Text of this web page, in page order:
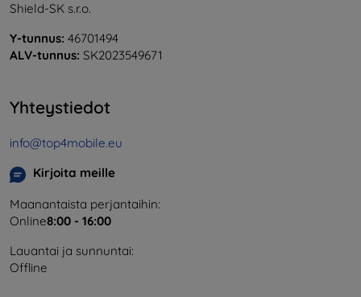
Shield-SK s.r.o.
Y-tunnus: 46701494
ALV-tunnus: SK2023549671
Yhteystiedot
info@top4mobile.eu
Kirjoita meille
Maanantaista perjantaihin:
Online8:00 - 16:00
Lauantai ja sunnuntai:
Offline